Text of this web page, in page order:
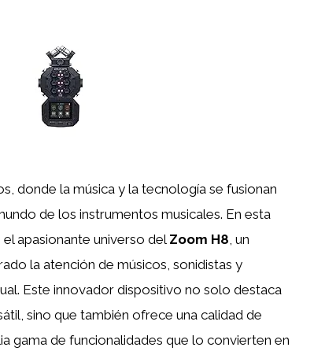
donde la música y la tecnología se fusionan
de los instrumentos musicales. En esta
apasionante universo del Zoom H8, un
la atención de músicos, sonidistas y
Este innovador dispositivo no solo destaca
sino que también ofrece una calidad de
gama de funcionalidades que lo convierten en